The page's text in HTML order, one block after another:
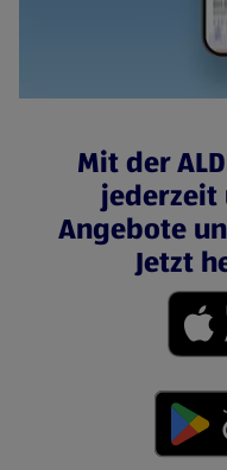
Mit der
jederzeit
Angebote
Jetzt